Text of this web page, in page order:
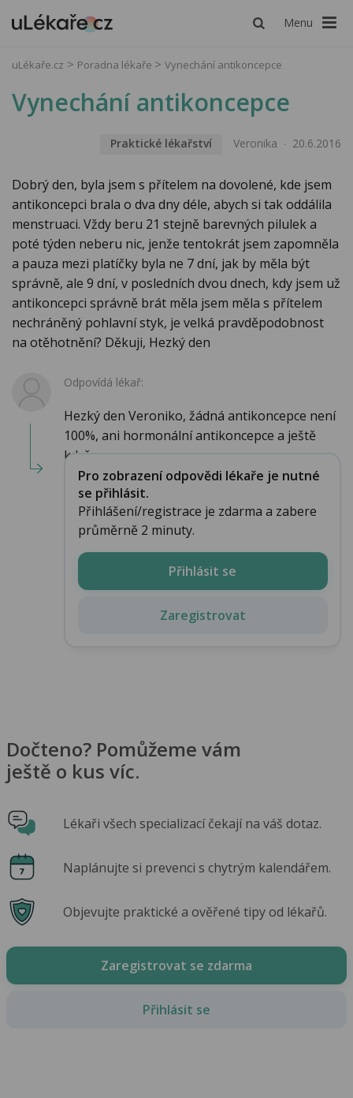
Menu
uLékaře.cz Poradna lékaře Vynechání antikoncepce
Vynechání antikoncepce
Praktické lékařství Veronika 20.6.2016
Dobrý den, byla jsem s přítelem na dovolené, kde jsem
antikoncepci brala o dva dny déle, abych si tak oddálila
menstruaci. Vždy beru 21 stejně barevných pilulek a
poté týden neberu nic, jenže tentokrát jsem zapomněla
a pauza mezi platíčky byla ne 7 dní, jak by měla být
správně, ale 9 dní, v posledních dvou dnech, kdy jsem už
antikoncepci správně brát měla jsem měla s přítelem
nechráněný pohlavní styk, je velká pravděpodobnost
na otěhotnění? Děkuji, Hezký den
Odpovídá lékař:
Hezký den Veroniko, žádná antikoncepce není
100%, ani hormonální antikoncepce a ještě
když...
Pro zobrazení odpovědi lékaře je nutné
se přihlásit.
Přihlášení/registrace je zdarma a zabere
průměrně 2 minuty.
Přihlásit se
Zaregistrovat
Dočteno? Pomůžeme vám
ještě o kus víc.
Lékaři všech specializací čekají na váš dotaz.
Naplánujte si prevenci s chytrým kalendářem.
Objevujte praktické a ověřené tipy od lékařů.
Zaregistrovat se zdarma
Přihlásit se